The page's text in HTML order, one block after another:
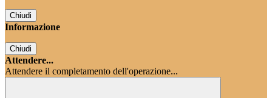
Chiudi
Informazione
Chiudi
Attendere...
Attendere il completamento dell'operazione...